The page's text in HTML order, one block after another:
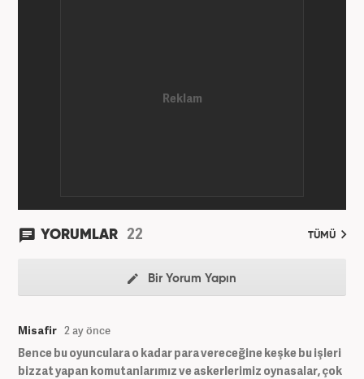
YORUMLAR 22 TÜMÜ
Bir Yorum Yapın
Misafir 2 ay önce
Bence bu oyunculara o kadar para vereceğine keşke bu işleri
bizzat yapan komutanlarımız ve askerlerimiz oynasalar, çok